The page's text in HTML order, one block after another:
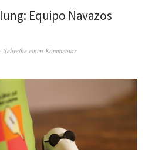
Equipo Navazos
Schreibe einen Kommentar